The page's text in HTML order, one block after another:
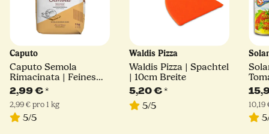
Caputo
Caputo Semola
Rimacinata | Feines
Hartweizengrieß | 1kg
2,99 €*
2,99 € pro 1 kg
5/5
Waldis Pizza
Waldis Pizza | Spachtel
| 10cm Breite
5,20 €*
5/5
400
10,19